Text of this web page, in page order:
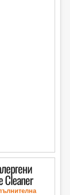
Cleaner